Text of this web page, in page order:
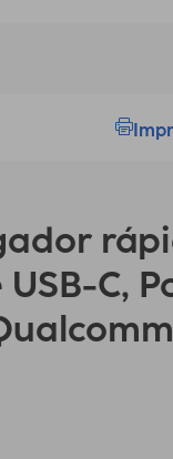
C,